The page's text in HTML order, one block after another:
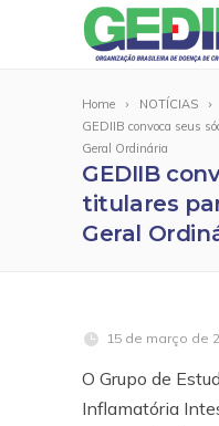
Home
NOTÍCIAS
GEDIIB convoca seus
Geral Ordinária
GEDIIB
titulares
Geral
15 de março de
O Grupo de
Inflamatória